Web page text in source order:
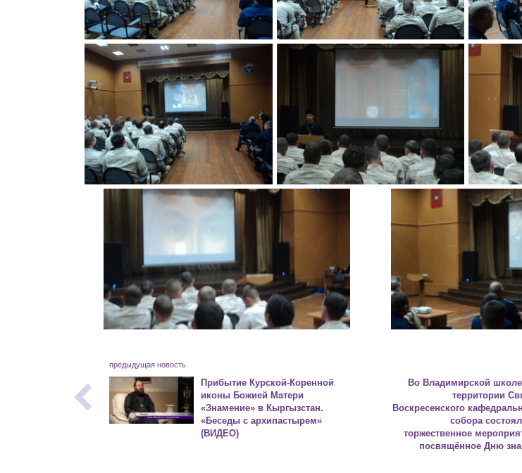
предыдущая новость
Прибытие Курской-Коренной
иконы Божией Матери
«Знамение» в Кыргызстан.
«Беседы с архипастырем»
(ВИДЕО)
Во Владимирской
территории
Воскресенского
собора
торжественное
посвящённое Дню